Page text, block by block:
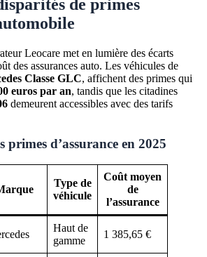
de primes
Leocare met en lumière des écarts
des assurances auto. Les véhicules de
Classe GLC, affichent des primes qui
euros par an, tandis que les citadines
demeurent accessibles avec des tarifs
primes d’assurance en 2025
Type de
véhicule
Coût moyen
de
l’assurance
Haut de
gamme
1 385,65 €